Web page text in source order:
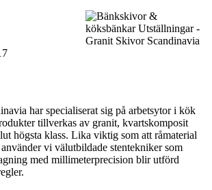
har specialiserat sig på arbetsytor i kök
tillverkas av granit, kvartskomposit
högsta klass. Lika viktig som att råmaterial
vi välutbildade stentekniker som
med millimeterprecision blir utförd